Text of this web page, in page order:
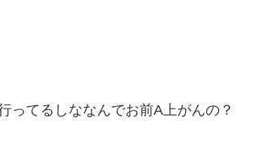
ってるしななんでお前A上がんの？